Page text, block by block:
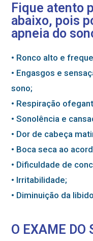
Fique atento
abaixo, pois
apneia do
• Ronco alto e
• Engasgos e
sono;
• Respiração
• Sonolência e
• Dor de cabeça
• Boca seca ao
• Dificuldade de
• Irritabilidade;
• Diminuição da
O EXAME DO